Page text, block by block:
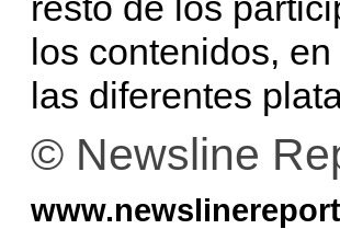
los contenidos,
las diferentes
© Newsline